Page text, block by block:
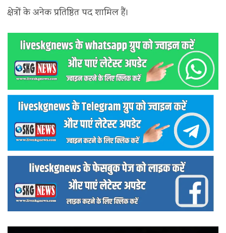
क्षेत्रों के अनेक प्रतिष्ठित पद शामिल हैं।